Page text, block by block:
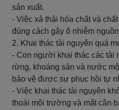
sản xuất.
- Việc xả thải hóa chất và
đúng cách gây ô nhiễm
2. Khai thác tài nguyên quá
- Con người khai thác các tài
rừng, khoáng sản và nước
bảo vệ được sự phục hồi tự
- Việc khai thác tài nguyên
thoái môi trường và mất cân